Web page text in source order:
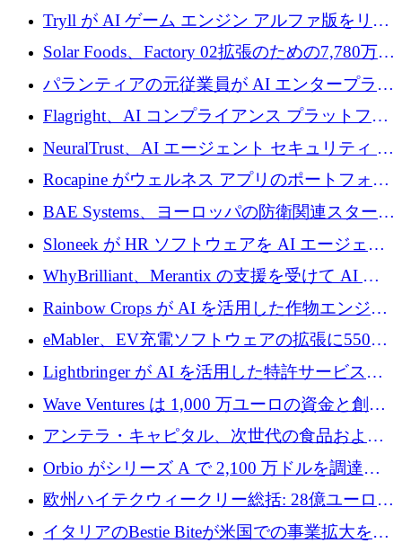
EIT Urban Mobilityから250万ユーロを確保
Tryll が AI ゲーム エンジン アルファ版をリリ
ースし、60 万ドルのプレシード資金を確保
Solar Foods、Factory 02拡張のための7,780万ユ
ーロの資金調達パッケージを獲得
パランティアの元従業員が AI エンタープライ
ズ スタートアップの Conduct に 6,000 万ドル
を調達
Flagright、AI コンプライアンス プラットフォ
ームを拡張するためにシリーズ A で 1,250 万
ドルを確保
NeuralTrust、AI エージェント セキュリティ プ
ラットフォームの拡張に 2,000 万ドルを調達
Rocapine がウェルネス アプリのポートフォリ
オを拡大するためにシリーズ A で 1,300 万ド
ルを調達
BAE Systems、ヨーロッパの防衛関連スタート
アップの規模拡大を支援するために 5,000 万
ユーロの支援を開始
Sloneek が HR ソフトウェアを AI エージェン
トに変えるために 600 万ドルを調達
WhyBrilliant、Merantix の支援を受けて AI 求
人マッチングを拡大するために 100 万ユーロ
Rainbow Crops が AI を活用した作物エンジニ
アリングを拡張するために 970 万ユーロを調
eMabler、EV充電ソフトウェアの拡張に550万
ユーロを確保
Lightbringer が AI を活用した特許サービスを
拡大するために 1,000 万ドルを調達
Wave Ventures は 1,000 万ユーロの資金と創設
者補助金で 10 周年を迎える
アンテラ・キャピタル、次世代の食品および
アグリテクノロジーのイノベーションを支援
するファンド III の初回クローズ額が 1 億ドル
に到達
Orbio がシリーズ A で 2,100 万ドルを調達、
AI 労働力管理を世界の最前線の労働者に提供
欧州ハイテクウィークリー総括: 28億ユーロの
取引と5月のハイライト
イタリアのBestie Biteが米国での事業拡大を加